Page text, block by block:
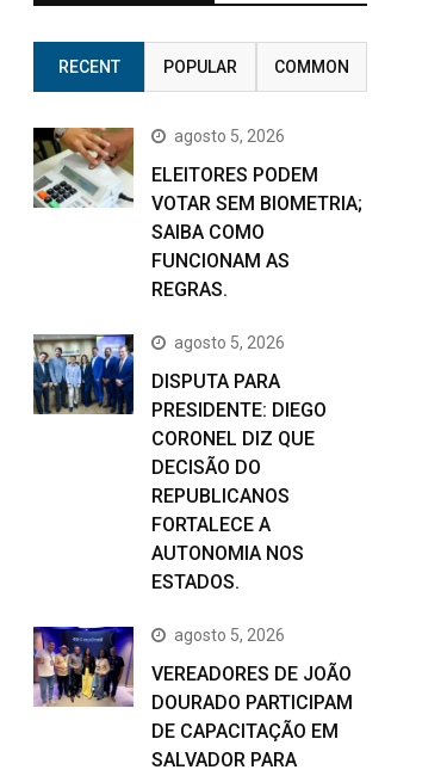
RECENT POPULAR COMMON
agosto 5, 2026
ELEITORES PODEM
VOTAR SEM BIOMETRIA;
SAIBA COMO
FUNCIONAM AS
REGRAS.
agosto 5, 2026
DISPUTA PARA
PRESIDENTE: DIEGO
CORONEL DIZ QUE
DECISÃO DO
REPUBLICANOS
FORTALECE A
AUTONOMIA NOS
ESTADOS.
agosto 5, 2026
VEREADORES DE JOÃO
DOURADO PARTICIPAM
DE CAPACITAÇÃO EM
SALVADOR PARA